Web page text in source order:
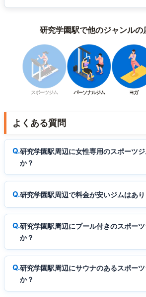
研究学園駅で他のジャンルの
スポーツジム パーソナルジム ヨガ
よくある質問
研究学園駅周辺に女性専用のスポーツ
か？
研究学園駅周辺で料金が安いジムはあり
研究学園駅周辺にプール付きのスポー
か？
研究学園駅周辺にサウナのあるスポー
か？